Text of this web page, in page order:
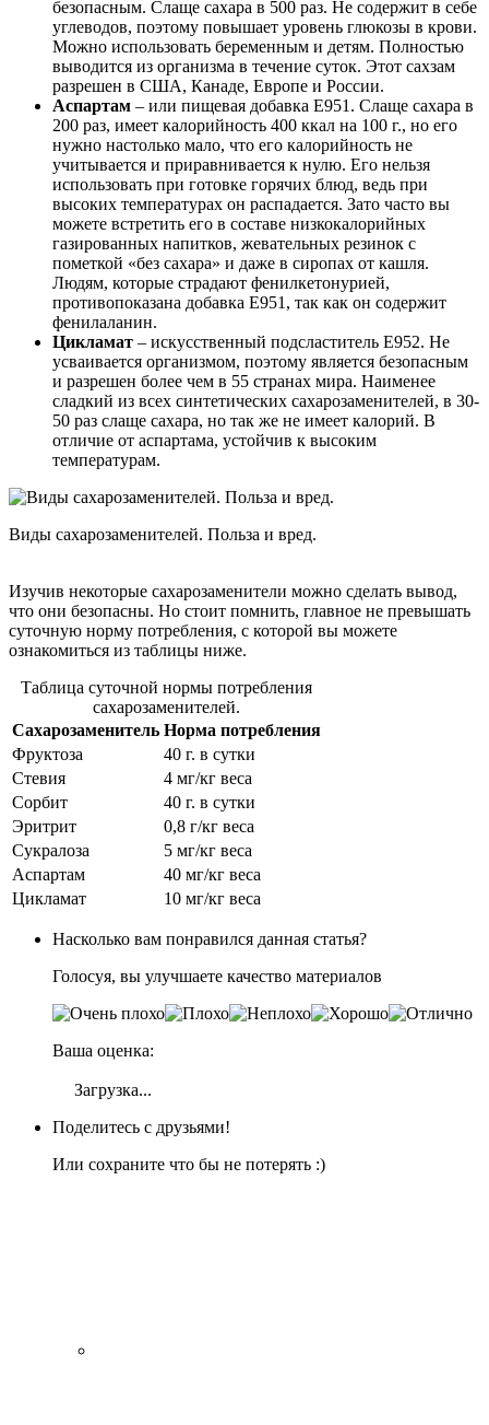
безопасным. Слаще сахара в 500 раз. Не содержит в себе
углеводов, поэтому повышает уровень глюкозы в крови.
Можно использовать беременным и детям. Полностью
выводится из организма в течение суток. Этот сахзам
разрешен в США, Канаде, Европе и России.
Аспартам – или пищевая добавка Е951. Слаще сахара в
200 раз, имеет калорийность 400 ккал на 100 г., но его
нужно настолько мало, что его калорийность не
учитывается и приравнивается к нулю. Его нельзя
использовать при готовке горячих блюд, ведь при
высоких температурах он распадается. Зато часто вы
можете встретить его в составе низкокалорийных
газированных напитков, жевательных резинок с
пометкой «без сахара» и даже в сиропах от кашля.
Людям, которые страдают фенилкетонурией,
противопоказана добавка Е951, так как он содержит
фенилаланин.
Цикламат – искусственный подсластитель Е952. Не
усваивается организмом, поэтому является безопасным
и разрешен более чем в 55 странах мира. Наименее
сладкий из всех синтетических сахарозаменителей, в 30-
50 раз слаще сахара, но так же не имеет калорий. В
отличие от аспартама, устойчив к высоким
температурам.
Виды сахарозаменителей. Польза и вред.
Изучив некоторые сахарозаменители можно сделать вывод,
что они безопасны. Но стоит помнить, главное не превышать
суточную норму потребления, с которой вы можете
ознакомиться из таблицы ниже.
Таблица суточной нормы потребления
сахарозаменителей.
Сахарозаменитель Норма потребления
Фруктоза
40 г. в сутки
Стевия
4 мг/кг веса
Сорбит
40 г. в сутки
Эритрит
0,8 г/кг веса
Сукралоза
5 мг/кг веса
Аспартам
40 мг/кг веса
Цикламат
10 мг/кг веса
Насколько вам понравился данная статья?
Голосуя, вы улучшаете качество материалов
Ваша оценка:
Загрузка...
Поделитесь с друзьями!
Или сохраните что бы не потерять :)